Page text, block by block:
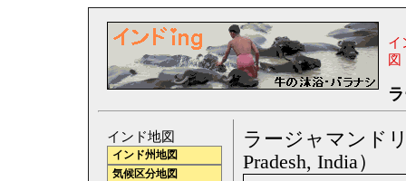
イ
図
ラージャマンド
Pradesh, India）
インド地図
インド州地図
気候区分地図